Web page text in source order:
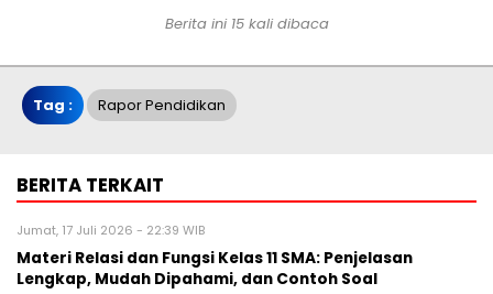
Berita ini 15 kali dibaca
Tag : Rapor Pendidikan
BERITA TERKAIT
Jumat, 17 Juli 2026 - 22:39 WIB
Materi Relasi dan Fungsi Kelas 11 SMA: Penjelasan
Lengkap, Mudah Dipahami, dan Contoh Soal